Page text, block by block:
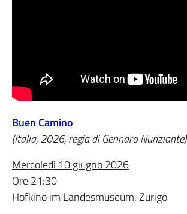
Buen Camino
(Italia, 2026, regia di Gennaro Nunziante)
Mercoledì 10 giugno 2026
Ore 21:30
Hofkino im Landesmuseum, Zurigo